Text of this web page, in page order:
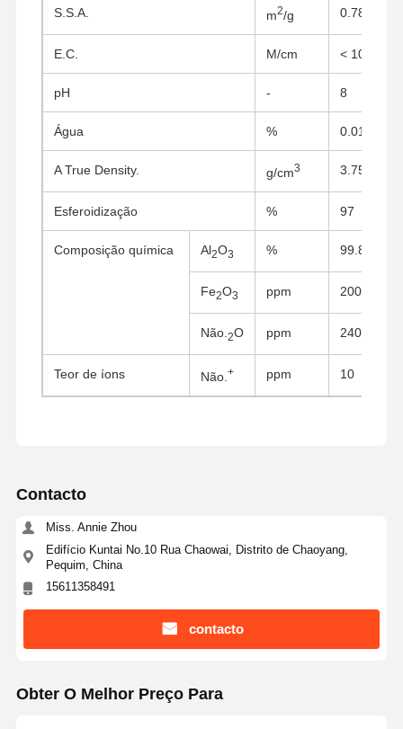
Somos
S.S.A. m2/g 0.78
E.C. M/cm < 10
pH - 8
Água % 0.01
A True Density. g/cm3 3.75
Esferoidização % 97
Composição química Al2O3 % 99.85
Fe2O3 ppm 200
Não. 2O ppm 240
Teor de íons Não. + ppm 10
Contacto
Miss. Annie Zhou
Edifício Kuntai No.10 Rua Chaowai, Distrito de Chaoyang,
Pequim, China
15611358491
contacto
Obter O Melhor Preço Para